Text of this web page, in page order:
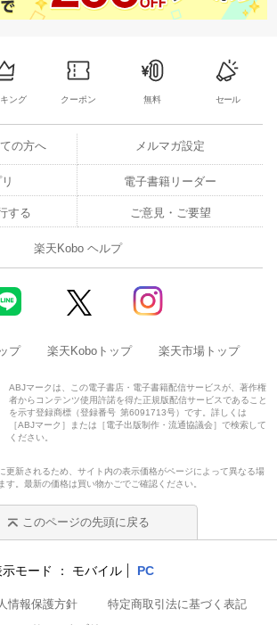
ング クーポン 無料 セール
の方へ メルマガ設定
電子書籍リーダー
する ご意見・ご要望
楽天Kobo ヘルプ
プ 楽天Koboトップ 楽天市場トップ
ABJマークは、この電子書店・電子書籍配信サービスが、著作権
者からコンテンツ使用許諾を得た正規版配信サービスであること
を示す登録商標（登録番号 第6091713号）です。詳しくは
［ABJマーク］または［電子出版制作・流通協議会］で検索して
ください。
更新されるため、サイト内の表示価格がページによって異なる場
す。最新の価格は買い物かごでご確認ください。
このページの先頭に戻る
示モード モバイル PC
情報保護方針
特定商取引法に基づく表記